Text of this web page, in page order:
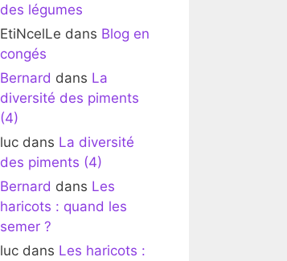
des légumes
EtiNcelLe dans Blog en
congés
Bernard dans La
diversité des piments
(4)
luc dans La diversité
des piments (4)
Bernard dans Les
haricots : quand les
semer ?
luc dans Les haricots :